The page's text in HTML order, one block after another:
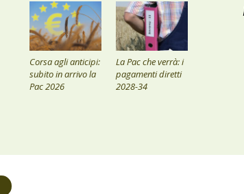
Corsa agli anticipi:
subito in arrivo la
Pac 2026
La Pac che verrà: i
pagamenti diretti
2028-34